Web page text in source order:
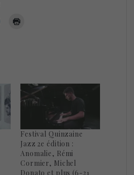
Festival Quinzaine
Jazz 2e édition :
Anomalie, Rémi
Cormier, Michel
Donato et plus (6-21